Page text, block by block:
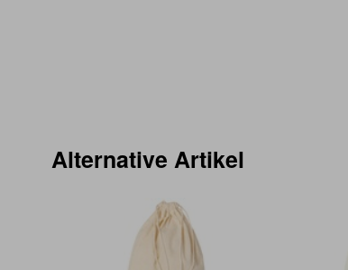
Alternative Artikel